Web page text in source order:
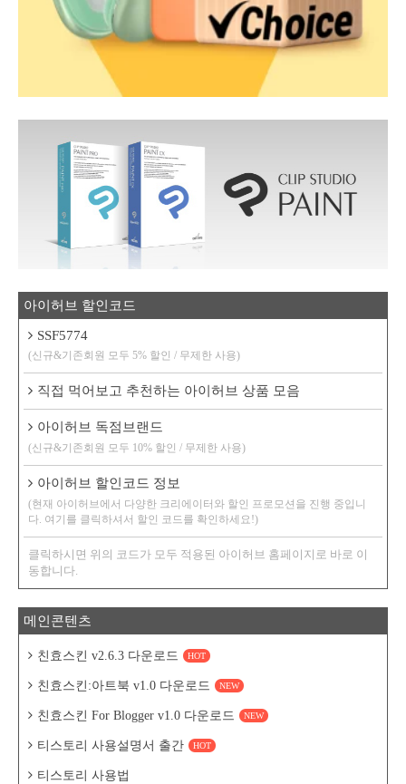
아이허브 할인코드
SSF5774
(신규&기존회원 모두 5% 할인 / 무제한 사용)
직접 먹어보고 추천하는 아이허브 상품 모음
아이허브 독점브랜드
(신규&기존회원 모두 10% 할인 / 무제한 사용)
아이허브 할인코드 정보
(현재 아이허브에서 다양한 크리에이터와 할인 프로모션을 진행 중입니
다. 여기를 클릭하셔서 할인 코드를 확인하세요!)
클릭하시면 위의 코드가 모두 적용된 아이허브 홈페이지로 바로 이
동합니다.
메인콘텐츠
친효스킨 v2.6.3 다운로드 HOT
친효스킨:아트북 v1.0 다운로드 NEW
친효스킨 For Blogger v1.0 다운로드 NEW
티스토리 사용설명서 출간 HOT
티스토리 사용법